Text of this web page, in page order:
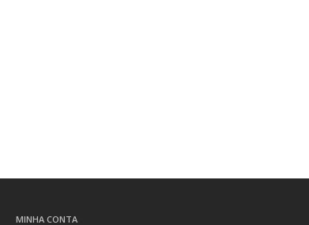
MINHA CONTA